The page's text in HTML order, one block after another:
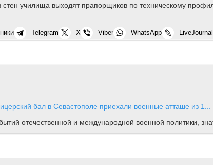
стен училища выходят прапорщиков по техническому
Telegram X Viber WhatsApp LiveJournal
бал в Севастополе приехали военные атташе из 1...
отечественной и международной военной